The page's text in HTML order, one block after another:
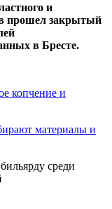
и
прошел закрытый
в Бресте.
копчение и
материалы и